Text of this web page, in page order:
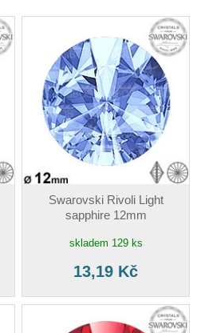
Swarovski Rivoli Light
sapphire 12mm
skladem 129 ks
13,19 Kč